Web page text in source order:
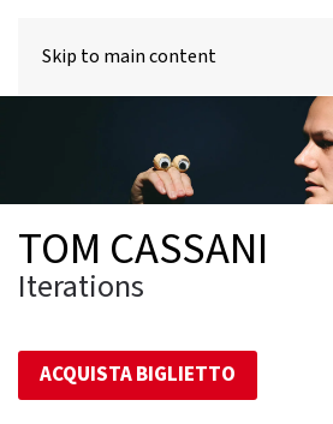
Skip to main content
TOM CASSANI
Iterations
ACQUISTA BIGLIETTO